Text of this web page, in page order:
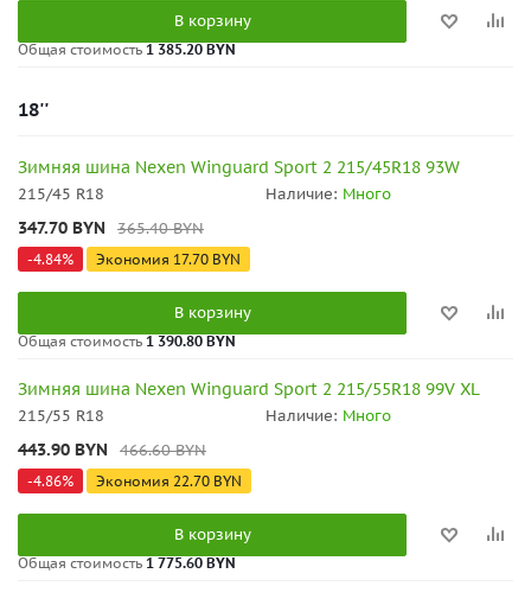
В корзину
Общая стоимость 1 385.20 BYN
18''
Зимняя шина Nexen Winguard Sport 2 215/45R18 93W
215/45 R18 Наличие: Много
347.70 BYN 365.40BYN
-4.84% Экономия 17.70 BYN
В корзину
Общая стоимость 1 390.80 BYN
Зимняя шина Nexen Winguard Sport 2 215/55R18 99V XL
215/55 R18 Наличие: Много
443.90 BYN 466.60BYN
-4.86% Экономия 22.70 BYN
В корзину
Общая стоимость 1 775.60 BYN